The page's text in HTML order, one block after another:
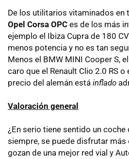
De los utilitarios vitaminados en
Opel Corsa OPC es de los más
ejemplo el Ibiza Cupra de 180
menos potencia y no es tan
Menos el BMW MINI Cooper S,
caro que el Renault Clio 2.0 RS o
precio del alemán está inflado
Valoración general
¿En serio tiene sentido un coche
siempre, se puede disfrutar más
gozan de una mejor red vial y